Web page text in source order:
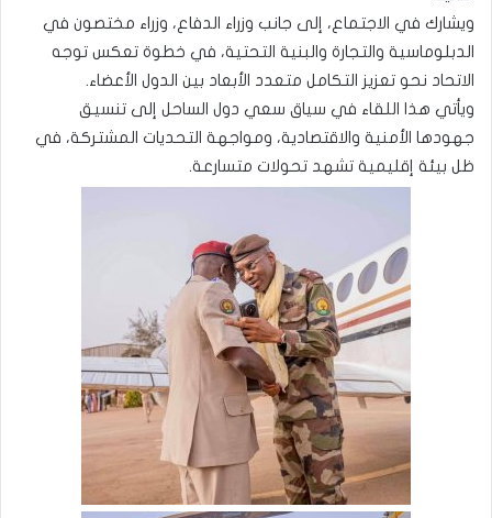
ويشارك في الاجتماع، إلى جانب وزراء الدفاع، وزراء مختصون في
الدبلوماسية والتجارة والبنية التحتية، في خطوة تعكس توجه
الاتحاد نحو تعزيز التكامل متعدد الأبعاد بين الدول الأعضاء.
ويأتي هذا اللقاء في سياق سعي دول الساحل إلى تنسيق
جهودها الأمنية والاقتصادية، ومواجهة التحديات المشتركة، في
ظل بيئة إقليمية تشهد تحولات متسارعة.